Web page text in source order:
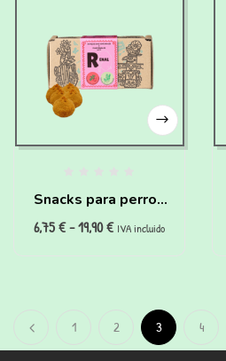
Snacks para perros
con problemas
6,75€-19,90€ IVA incluido
1 2 3 4